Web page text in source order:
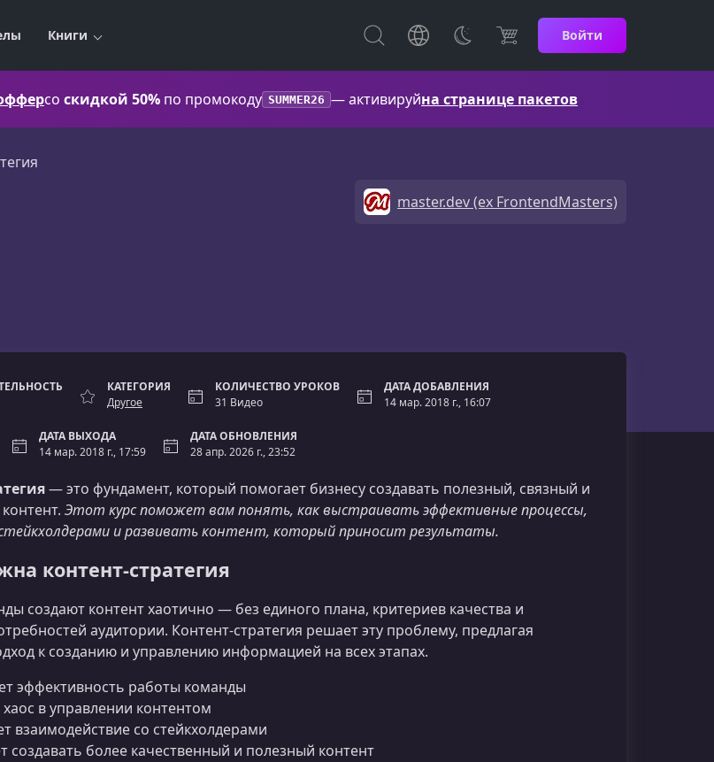
Книги Войти
со скидкой 50% по промокоду SUMMER26 — активируйна странице пакетов
master.dev (ex FrontendMasters)
КАТЕГОРИЯ
Другое
КОЛИЧЕСТВО УРОКОВ
31 Видео
ДАТА ДОБАВЛЕНИЯ
14 мар. 2018 г., 16:07
ДАТА ВЫХОДА
14 мар. 2018 г., 17:59
ДАТА ОБНОВЛЕНИЯ
28 апр. 2026 г., 23:52
— это фундамент, который помогает бизнесу создавать полезный, связный и
Этот курс поможет вам понять, как выстраивать эффективные процессы,
и развивать контент, который приносит результаты.
контент-стратегия
создают контент хаотично — без единого плана, критериев качества и
аудитории. Контент-стратегия решает эту проблему, предлагая
к созданию и управлению информацией на всех этапах.
эффективность работы команды
в управлении контентом
взаимодействие со стейкхолдерами
создавать более качественный и полезный контент